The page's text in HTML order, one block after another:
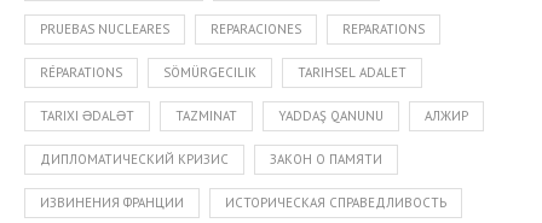
PRUEBAS NUCLEARES REPARACIONES REPARATIONS
RÉPARATIONS SÖMÜRGECILIK TARIHSEL ADALET
TARIXI ƏDALƏT TAZMINAT YADDAŞ QANUNU АЛЖИР
ДИПЛОМАТИЧЕСКИЙ КРИЗИС ЗАКОН О ПАМЯТИ
ИЗВИНЕНИЯ ФРАНЦИИ ИСТОРИЧЕСКАЯ СПРАВЕДЛИВОСТЬ